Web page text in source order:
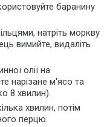
баранину
натріть моркву
вимийте, видаліть
олії на
нарізане м'ясо та
8 хвилин).
хвилин, потім
перцю.